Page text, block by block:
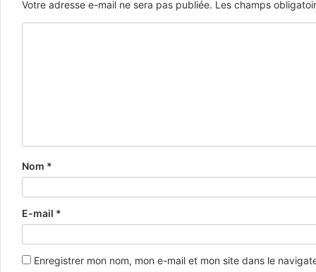
Votre adresse e-mail ne sera pas publiée. Les champs
Nom *
E-mail *
Enregistrer mon nom, mon e-mail et mon site dans le